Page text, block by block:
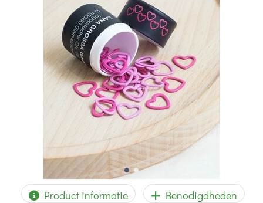
Product informatie Benodigdheden